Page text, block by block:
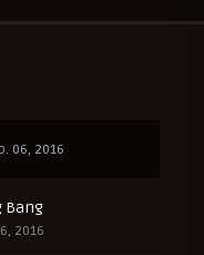
06, 2016
Bang
2016